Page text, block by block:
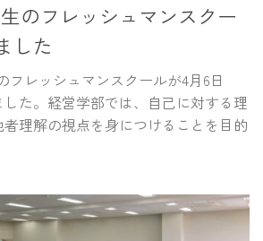
のフレッシュマンスクー
した
フレッシュマンスクールが4月6日
した。経営学部では、自己に対する理
理解の視点を身につけることを目的